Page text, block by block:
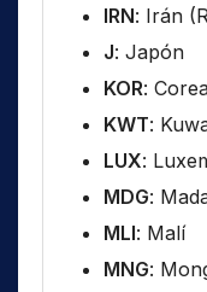
IRN: Irán
J: Japón
KOR:
KWT:
LUX:
MDG:
MLI: Malí
MNG: